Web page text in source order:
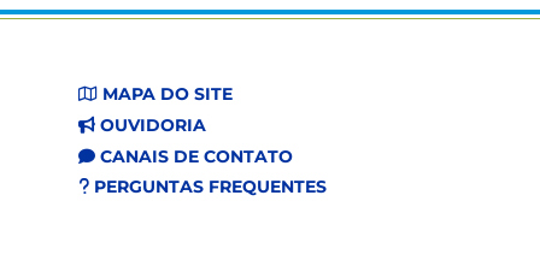
MAPA DO SITE
OUVIDORIA
CANAIS DE CONTATO
PERGUNTAS FREQUENTES